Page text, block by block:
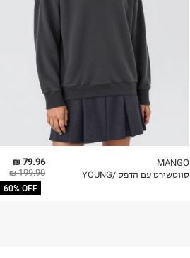
79.96 ₪
199.90 ₪
60% OFF
MANGO
סווטשירט עם הדפס /YOUNG